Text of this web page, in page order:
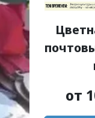
от